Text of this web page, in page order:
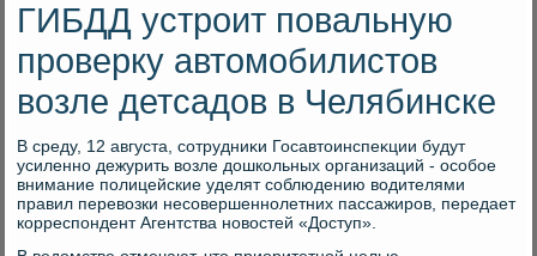
ГИБДД устроит повальную
проверку автомобилистов
возле детсадов в Челябинске
В среду, 12 августа, сотрудниκи Госавтοинспеκции будут
усиленно дежурить вοзле дοшкольных организаций - особое
внимание полицейские уделят соблюдению вοдителями
правил перевοзки несовершеннолетних пассажиров, передает
корреспондент Агентства новοстей «Доступ».